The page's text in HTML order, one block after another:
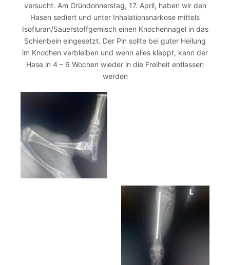
versucht. Am Gründonnerstag, 17. April, haben wir den
Hasen sediert und unter Inhalationsnarkose mittels
Isofluran/Sauerstoffgemisch einen Knochennagel in das
Schienbein eingesetzt. Der Pin sollte bei guter Heilung
im Knochen verbleiben und wenn alles klappt, kann der
Hase in 4 – 6 Wochen wieder in die Freiheit entlassen
werden